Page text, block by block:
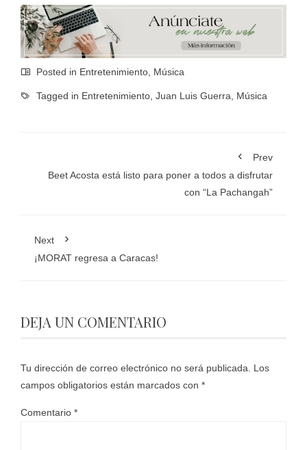
Posted in Entretenimiento Música
Tagged in Entretenimiento Juan Luis Guerra Música
Prev
Beet Acosta está listo para poner a todos a disfrutar
con “La Pachangah”
Next
¡MORAT regresa a Caracas!
DEJA UN COMENTARIO
Tu dirección de correo electrónico no será publicada.
Los
campos obligatorios están marcados con *
Comentario *